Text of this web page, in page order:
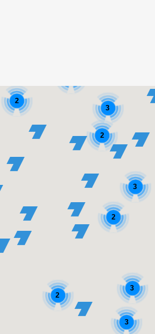
3
3
2
3
2
3
2
2